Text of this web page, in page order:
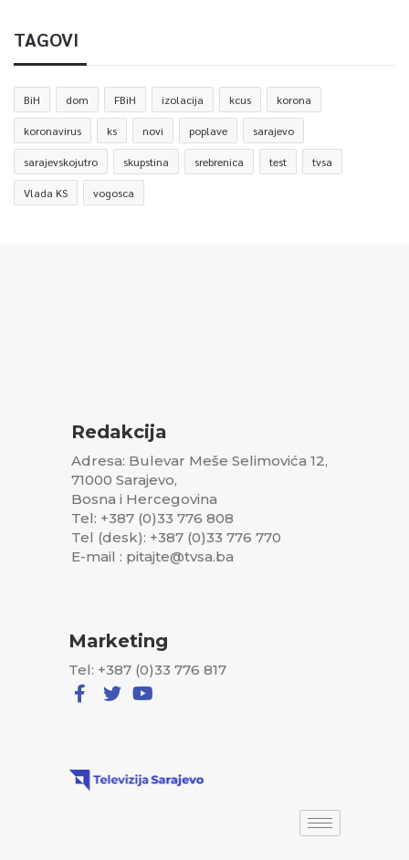
TAGOVI
BiH dom FBiH izolacija kcus korona
koronavirus ks novi poplave sarajevo
sarajevskojutro skupstina srebrenica test tvsa
Vlada KS vogosca
Redakcija
Adresa: Bulevar Meše Selimovića 12,
71000 Sarajevo,
Bosna i Hercegovina
Tel: +387 (0)33 776 808
Tel (desk): +387 (0)33 776 770
E-mail : pitajte@tvsa.ba
Marketing
Tel: +387 (0)33 776 817